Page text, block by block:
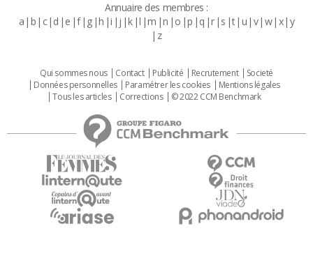
Annuaire des membres :
a b c d e f g h i j k l m n o p q r s t u v w x y
z
Qui sommes nous Contact Publicité Recrutement
Societé
Données personnelles
Paramétrer les cookies
Mentions légales
Tous les articles
Corrections © 2022 CCM Benchmark